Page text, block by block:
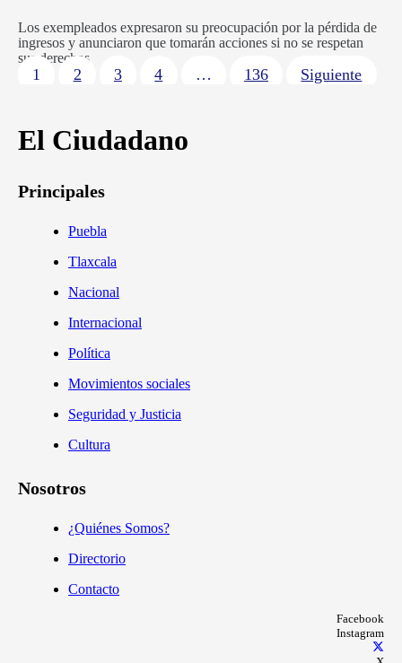
Los exempleados expresaron su preocupación por la pérdida de
ingresos y anunciaron que tomarán acciones si no se respetan
sus derechos
1 2 3 4 … 136 Siguiente
El Ciudadano
Principales
Puebla
Tlaxcala
Nacional
Internacional
Política
Movimientos sociales
Seguridad y Justicia
Cultura
Nosotros
¿Quiénes Somos?
Directorio
Contacto
Facebook
Instagram